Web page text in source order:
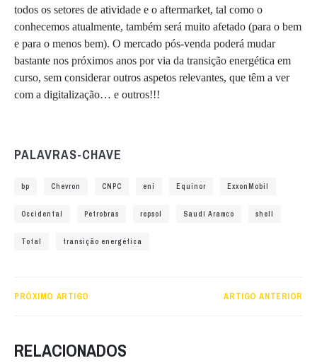
todos os setores de atividade e o aftermarket, tal como o
conhecemos atualmente, também será muito afetado (para o bem
e para o menos bem). O mercado pós-venda poderá mudar
bastante nos próximos anos por via da transição energética em
curso, sem considerar outros aspetos relevantes, que têm a ver
com a digitalização… e outros!!!
PALAVRAS-CHAVE
bp Chevron CNPC eni Equinor ExxonMobil
Occidental Petrobras repsol Saudi Aramco shell
Total transição energética
PRÓXIMO ARTIGO ARTIGO ANTERIOR
RELACIONADOS